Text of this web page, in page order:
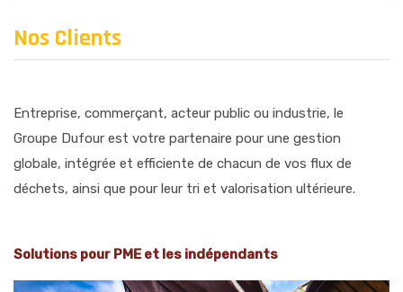
Nos Clients
Entreprise, commerçant, acteur public ou industrie, le
Groupe Dufour est votre partenaire pour une gestion
globale, intégrée et efficiente de chacun de vos flux de
déchets, ainsi que pour leur tri et valorisation ultérieure.
Solutions pour PME et les indépendants